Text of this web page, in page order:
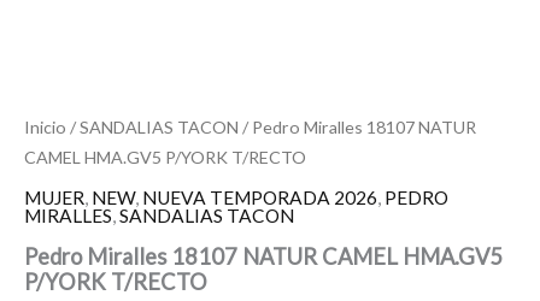
Inicio /SANDALIAS TACON / Pedro Miralles 18107 NATUR
CAMEL HMA.GV5 P/YORK T/RECTO
MUJER, NEW, NUEVA TEMPORADA 2026, PEDRO
MIRALLES,SANDALIAS TACON
Pedro Miralles 18107 NATUR CAMEL HMA.GV5
P/YORK T/RECTO